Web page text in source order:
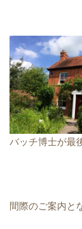
バッチ博士が最
間際のご案内と